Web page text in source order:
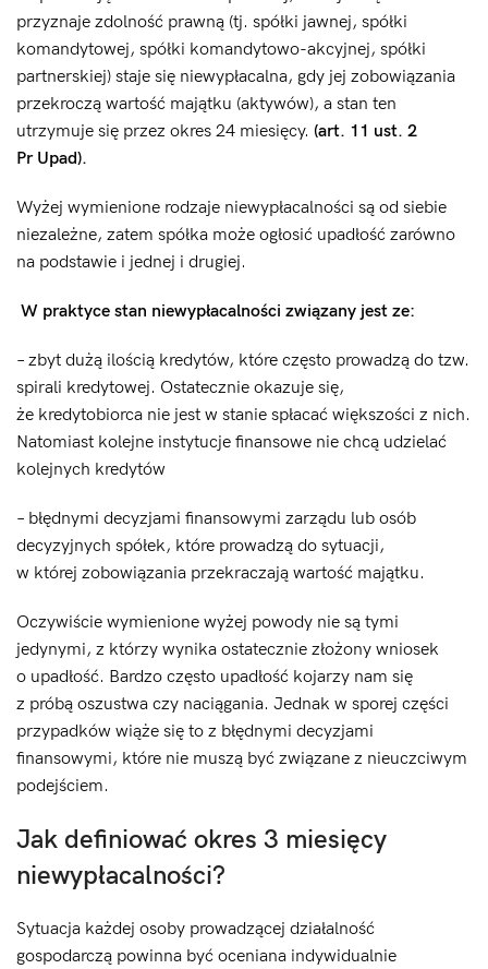
przyznaje zdolność prawną (tj. spółki jawnej, spółki
komandytowej, spółki komandytowo-akcyjnej, spółki
partnerskiej) staje się niewypłacalna, gdy jej zobowiązania
przekroczą wartość majątku (aktywów), a stan ten
utrzymuje się przez okres 24 miesięcy. (art. 11 ust. 2
Pr Upad).
Wyżej wymienione rodzaje niewypłacalności są od siebie
niezależne, zatem spółka może ogłosić upadłość zarówno
na podstawie i jednej i drugiej.
W praktyce stan niewypłacalności związany jest ze:
– zbyt dużą ilością kredytów, które często prowadzą do tzw.
spirali kredytowej. Ostatecznie okazuje się,
że kredytobiorca nie jest w stanie spłacać większości z nich.
Natomiast kolejne instytucje finansowe nie chcą udzielać
kolejnych kredytów
– błędnymi decyzjami finansowymi zarządu lub osób
decyzyjnych spółek, które prowadzą do sytuacji,
w której zobowiązania przekraczają wartość majątku.
Oczywiście wymienione wyżej powody nie są tymi
jedynymi, z którzy wynika ostatecznie złożony wniosek
o upadłość. Bardzo często upadłość kojarzy nam się
z próbą oszustwa czy naciągania. Jednak w sporej części
przypadków wiąże się to z błędnymi decyzjami
finansowymi, które nie muszą być związane z nieuczciwym
podejściem.
Jak definiować okres 3 miesięcy
niewypłacalności?
Sytuacja każdej osoby prowadzącej działalność
gospodarczą powinna być oceniana indywidualnie